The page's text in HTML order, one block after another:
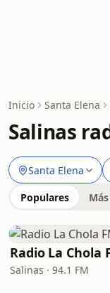
Inicio Santa Elena
Salinas
Santa Elena
Populares
Radio La Chola
Salinas · 94.1 FM